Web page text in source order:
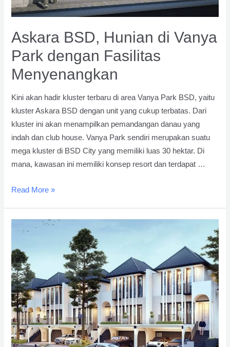
Askara BSD, Hunian di Vanya
Park dengan Fasilitas
Menyenangkan
Kini akan hadir kluster terbaru di area Vanya Park BSD, yaitu
kluster Askara BSD dengan unit yang cukup terbatas. Dari
kluster ini akan menampilkan pemandangan danau yang
indah dan club house. Vanya Park sendiri merupakan suatu
mega kluster di BSD City yang memiliki luas 30 hektar. Di
mana, kawasan ini memiliki konsep resort dan terdapat …
Askara
Park
dengan
Fasilitas
Menyenangkan
Read More »